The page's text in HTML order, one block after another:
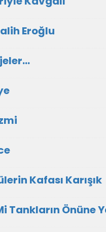
Eroğlu
Kafası Karışık
Tankların Önüne